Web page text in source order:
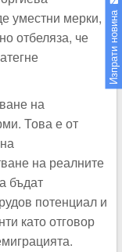
уместни мерки,
отбеляза, че
на
Това е от
на реалните
бъдат
потенциал и
като отговор
Изпрати новина